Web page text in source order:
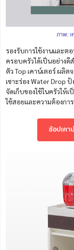
ภาพ: เ
รองรับการใช้งานและต
ครอบครัวได้เป็นอย่างดี
ตัวTop เคาน์เตอร์ ผลิ
เซาะร่อง Water Drop
จัดเก็บของใช้ในครัวให้
ใช้สอยและความต้องกา
ช้อปเคา